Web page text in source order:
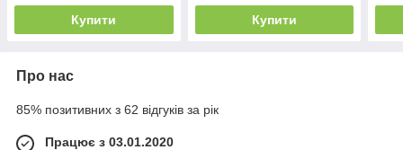
Купити Купити
Про нас
85% позитивних з 62 відгуків за рік
Працює з 03.01.2020